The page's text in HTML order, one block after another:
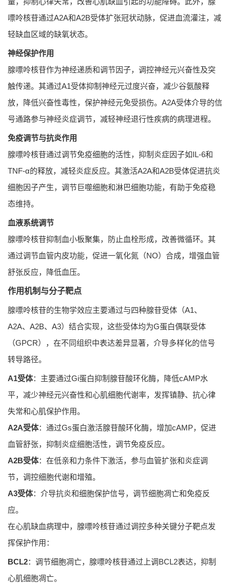
嘌呤核苷通过A2A和A2B受体扩张冠状动脉，促进血流灌注，减
轻缺血区域的缺氧状态。
神经保护作用
腺嘌呤核苷作为神经递质和调节因子，调控神经元兴奋性及突
触传递。其通过A1受体抑制神经元过度兴奋，减少谷氨酸释
放，降低兴奋性毒性，保护神经元免受损伤。A2A受体介导的信
号通路参与神经炎症调节，减轻神经退行性疾病的病理进程。
免疫调节与抗炎作用
腺嘌呤核苷通过调节免疫细胞的活性，抑制炎症因子如IL-6和
TNF-α的释放，减轻炎症反应。其激活A2A和A2B受体促进抗炎
细胞因子产生，调节巨噬细胞和淋巴细胞功能，有助于免疫稳
态维持。
血液系统调节
腺嘌呤核苷抑制血小板聚集，防止血栓形成，改善微循环。其
通过调节血管内皮功能，促进一氧化氮（NO）合成，增强血管
舒张反应，降低血压。
作用机制与分子靶点
腺嘌呤核苷的生物学效应主要通过与四种腺苷受体（A1、
A2A、A2B、A3）结合实现，这些受体均为G蛋白偶联受体
（GPCR），在不同组织中表达差异显著，介导多样化的信号
转导路径。
A1受体：主要通过Gi蛋白抑制腺苷酸环化酶，降低cAMP水
平，减少神经元兴奋性和心肌细胞代谢率，发挥镇静、抗心律
失常和心肌保护作用。
A2A受体：通过Gs蛋白激活腺苷酸环化酶，增加cAMP，促进
血管舒张，抑制炎症细胞活性，调节免疫反应。
A2B受体：在低亲和力条件下激活，参与血管扩张和炎症调
节，调控细胞代谢和增殖。
A3受体：介导抗炎和细胞保护信号，调节细胞凋亡和免疫反
应。
在心肌缺血病理中，腺嘌呤核苷通过调控多种关键分子靶点发
挥保护作用：
BCL2：调节细胞凋亡，腺嘌呤核苷通过上调BCL2表达，抑制
心肌细胞凋亡。